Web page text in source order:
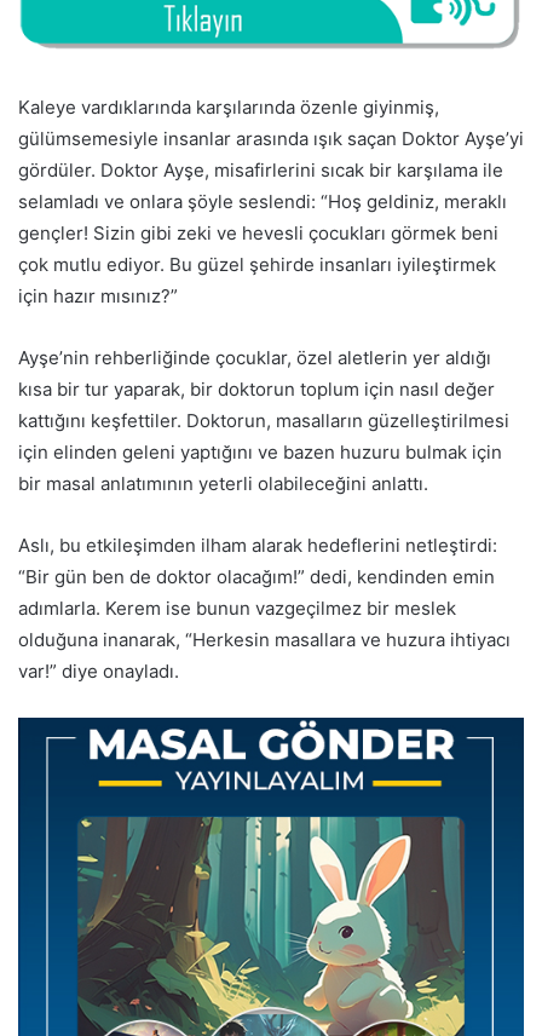
Kaleye vardıklarında karşılarında özenle giyinmiş,
gülümsemesiyle insanlar arasında ışık saçan Doktor Ayşe’yi
gördüler. Doktor Ayşe, misafirlerini sıcak bir karşılama ile
selamladı ve onlara şöyle seslendi: “Hoş geldiniz, meraklı
gençler! Sizin gibi zeki ve hevesli çocukları görmek beni
çok mutlu ediyor. Bu güzel şehirde insanları iyileştirmek
için hazır mısınız?”
Ayşe’nin rehberliğinde çocuklar, özel aletlerin yer aldığı
kısa bir tur yaparak, bir doktorun toplum için nasıl değer
kattığını keşfettiler. Doktorun, masalların güzelleştirilmesi
için elinden geleni yaptığını ve bazen huzuru bulmak için
bir masal anlatımının yeterli olabileceğini anlattı.
Aslı, bu etkileşimden ilham alarak hedeflerini netleştirdi:
“Bir gün ben de doktor olacağım!” dedi, kendinden emin
adımlarla. Kerem ise bunun vazgeçilmez bir meslek
olduğuna inanarak, “Herkesin masallara ve huzura ihtiyacı
var!” diye onayladı.